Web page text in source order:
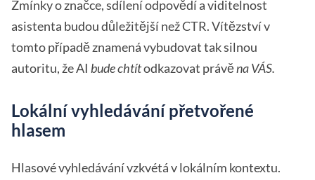
Zmínky o značce, sdílení odpovědí a viditelnost
asistenta budou důležitější než CTR. Vítězství v
tomto případě znamená vybudovat tak silnou
autoritu, že AI bude chtítodkazovat právěna VÁS.
Lokální vyhledávání přetvořené
hlasem
Hlasové vyhledávání vzkvétá v lokálním kontextu.